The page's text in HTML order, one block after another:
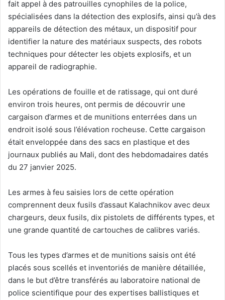
fait appel à des patrouilles cynophiles de la police,
spécialisées dans la détection des explosifs, ainsi qu’à des
appareils de détection des métaux, un dispositif pour
identifier la nature des matériaux suspects, des robots
techniques pour détecter les objets explosifs, et un
appareil de radiographie.
Les opérations de fouille et de ratissage, qui ont duré
environ trois heures, ont permis de découvrir une
cargaison d’armes et de munitions enterrées dans un
endroit isolé sous l’élévation rocheuse. Cette cargaison
était enveloppée dans des sacs en plastique et des
journaux publiés au Mali, dont des hebdomadaires datés
du 27 janvier 2025.
Les armes à feu saisies lors de cette opération
comprennent deux fusils d’assaut Kalachnikov avec deux
chargeurs, deux fusils, dix pistolets de différents types, et
une grande quantité de cartouches de calibres variés.
Tous les types d’armes et de munitions saisis ont été
placés sous scellés et inventoriés de manière détaillée,
dans le but d’être transférés au laboratoire national de
police scientifique pour des expertises ballistiques et